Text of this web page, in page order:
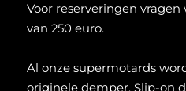
Voor reserveringen
van 250 euro.
Al onze supermotards
originele demper. Slip-on